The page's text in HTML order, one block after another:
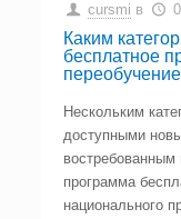
cursmi в
Каким
бесплатное
переобучение
Нескольким
доступными
программа
национального